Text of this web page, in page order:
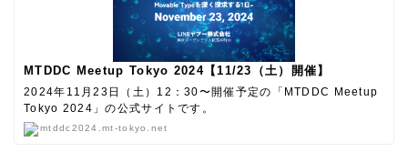
MTDDC Meetup Tokyo 2024【11/23（土）開催】
2024年11月23日（土）12：30〜開催予定の「MTDDC Meetup
Tokyo 2024」の公式サイトです。
mtddc2024.mt-tokyo.net